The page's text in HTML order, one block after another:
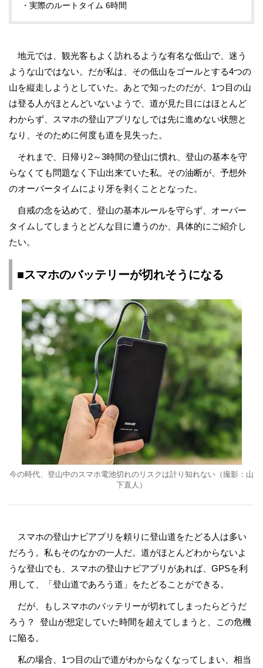
・実際のルートタイム 6時間
地元では、観光客もよく訪れるような有名な低山で、迷う
ような山ではない。だが私は、その低山をゴールとする4つの
山を縦走しようとしていた。あとで知ったのだが、1つ目の山
は登る人がほとんどいないようで、道が見た目にはほとんど
わからず、スマホの登山アプリなしでは先に進めない状態と
なり、そのために何度も道を見失った。
それまで、日帰り2～3時間の登山に慣れ、登山の基本を守
らなくても問題なく下山出来ていた私。その油断が、予想外
のオーバータイムにより牙を剥くこととなった。
自戒の念を込めて、登山の基本ルールを守らず、オーバー
タイムしてしまうとどんな目に遭うのか、具体的にご紹介し
たい。
■スマホのバッテリーが切れそうになる
今の時代、登山中のスマホ電池切れのリスクは計り知れない（撮影：山
下直人）
スマホの登山ナビアプリを頼りに登山道をたどる人は多い
だろう。私もそのなかの一人だ。道がほとんどわからないよ
うな登山でも、スマホの登山ナビアプリがあれば、GPSを利
用して、「登山道であろう道」をたどることができる。
だが、もしスマホのバッテリーが切れてしまったらどうだ
ろう？ 登山が想定していた時間を超えてしまうと、この危機
に陥る。
私の場合、1つ目の山で道がわからなくなってしまい、相当